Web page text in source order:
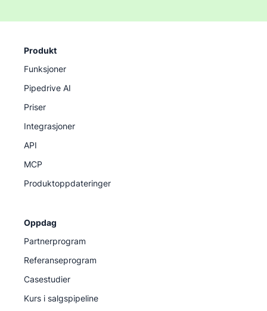
Produkt
Funksjoner
Pipedrive AI
Priser
Integrasjoner
API
MCP
Produktoppdateringer
Oppdag
Partnerprogram
Referanseprogram
Casestudier
Kurs i salgspipeline